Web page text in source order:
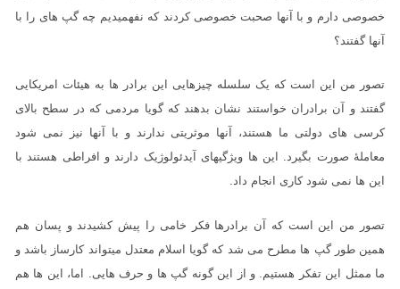
خصوصی دارم و با آنها صحبت خصوصی کردند که نفهمیدیم چه گپ های را با
آنها گفتند؟
تصور من این است که یک سلسله چیزهایی این برادر ها به هیئات امریکایی
گفتند و آن برادران خواستند نشان بدهند که گویا مردمی که در سطح بالای
کرسی های دولتی ما هستند، آنها موثریتی ندارند و با آنها نیز نمی شود
معاملۀ صورت بگیرد. این ها ویژگیهای آیدئولوژیک دارند و افراطی هستند با
این ها نمی شود کاری انجام داد.
تصور من این است که آن برادرها فکر خامی را پیش کشیدند و پسان هم
همین طور گپ ها مطرح می شد که گویا اسلام معتدل میتواند کارساز باشد و
ما ممثل این تفکر هستیم. و از این گونه گپ ها و حرف هایی. اما، این ها هم